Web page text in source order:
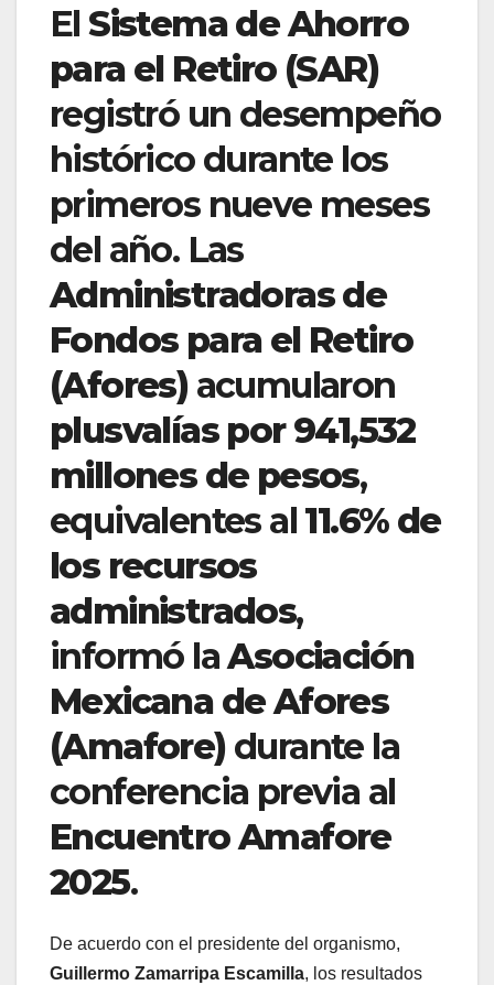
ElSistema de Ahorro
para el Retiro (SAR)
registró un desempeño
histórico durante los
primeros nueve meses
del año. Las
Administradoras de
Fondos para el Retiro
(Afores)acumularon
plusvalías por 941,532
millones de pesos,
equivalentes al 11.6% de
los recursos
administrados,
informó laAsociación
Mexicana de Afores
(Amafore)durante la
conferencia previa al
Encuentro Amafore
2025.
De acuerdo con el presidente del organismo,
Guillermo Zamarripa Escamilla, los resultados